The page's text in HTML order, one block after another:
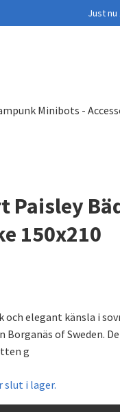
Just nu
Minibots -
Paisley
150x210
och elegant känsla i
Borganäs of Sweden.
g
slut i lager.